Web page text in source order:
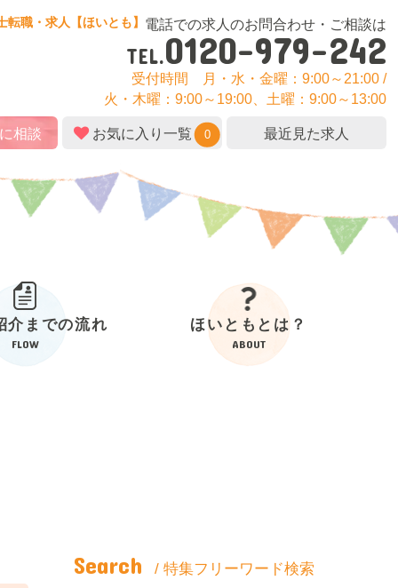
職・求人【ほいとも】 電話での求人のお問合わせ・ご相談は
TEL.0120-979-242
受付時間
月・水・金曜：9:00～21:00 /
火・木曜：9:00～19:00、土曜：9:00～13:00
相談 お気に入り一覧 0 最近見た求人
介 までの流れ
FLOW
ほいともとは？
ABOUT
Search / 特集フリーワード検索